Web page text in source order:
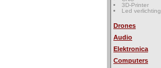
3D-Printer
Led verlichting
Drones
Audio
Elektronica
Computers